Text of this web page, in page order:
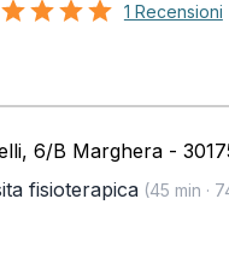
1 Recensioni
6/B Marghera -
fisioterapica(45 min ·